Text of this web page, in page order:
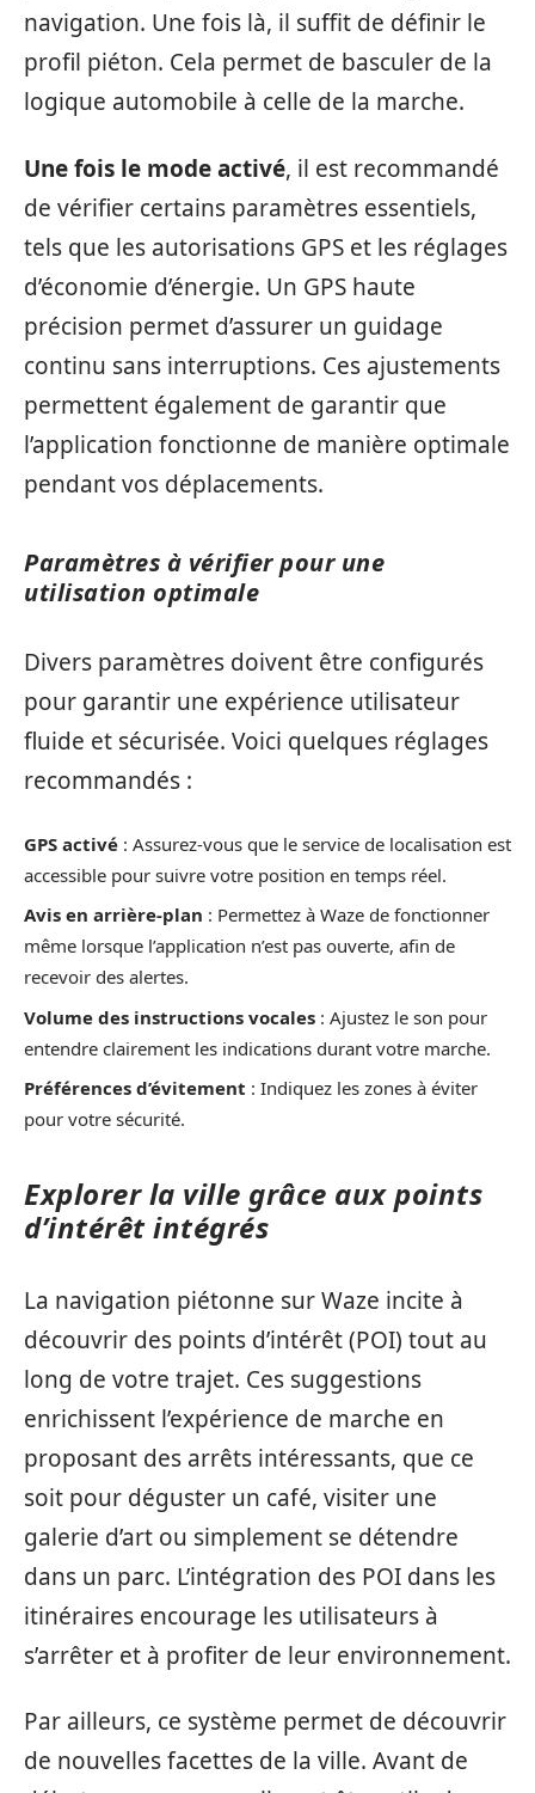
navigation. Une fois là, il suffit de définir le
profil piéton. Cela permet de basculer de la
logique automobile à celle de la marche.
Une fois le mode activé, il est recommandé
de vérifier certains paramètres essentiels,
tels que les autorisations GPS et les réglages
d’économie d’énergie. Un GPS haute
précision permet d’assurer un guidage
continu sans interruptions. Ces ajustements
permettent également de garantir que
l’application fonctionne de manière optimale
pendant vos déplacements.
Paramètres à vérifier pour une
utilisation optimale
Divers paramètres doivent être configurés
pour garantir une expérience utilisateur
fluide et sécurisée. Voici quelques réglages
recommandés :
GPS activé : Assurez-vous que le service de localisation est
accessible pour suivre votre position en temps réel.
Avis en arrière-plan : Permettez à Waze de fonctionner
même lorsque l’application n’est pas ouverte, afin de
recevoir des alertes.
Volume des instructions vocales : Ajustez le son pour
entendre clairement les indications durant votre marche.
Préférences d’évitement : Indiquez les zones à éviter
pour votre sécurité.
Explorer la ville grâce aux points
d’intérêt intégrés
La navigation piétonne sur Waze incite à
découvrir des points d’intérêt (POI) tout au
long de votre trajet. Ces suggestions
enrichissent l’expérience de marche en
proposant des arrêts intéressants, que ce
soit pour déguster un café, visiter une
galerie d’art ou simplement se détendre
dans un parc. L’intégration des POI dans les
itinéraires encourage les utilisateurs à
s’arrêter et à profiter de leur environnement.
Par ailleurs, ce système permet de découvrir
de nouvelles facettes de la ville. Avant de